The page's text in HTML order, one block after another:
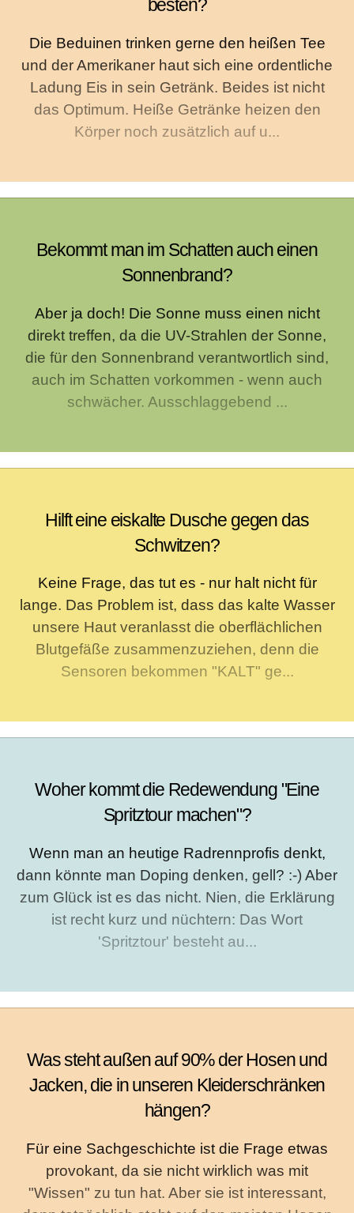
besten?
Die Beduinen trinken gerne den heißen Tee
und der Amerikaner haut sich eine ordentliche
Ladung Eis in sein Getränk. Beides ist nicht
das Optimum. Heiße Getränke heizen den
Körper noch zusätzlich auf u...
Bekommt man im Schatten auch einen
Sonnenbrand?
Aber ja doch! Die Sonne muss einen nicht
direkt treffen, da die UV-Strahlen der Sonne,
die für den Sonnenbrand verantwortlich sind,
auch im Schatten vorkommen - wenn auch
schwächer. Ausschlaggebend ...
Hilft eine eiskalte Dusche gegen das
Schwitzen?
Keine Frage, das tut es - nur halt nicht für
lange. Das Problem ist, dass das kalte Wasser
unsere Haut veranlasst die oberflächlichen
Blutgefäße zusammenzuziehen, denn die
Sensoren bekommen "KALT" ge...
Woher kommt die Redewendung "Eine
Spritztour machen"?
Wenn man an heutige Radrennprofis denkt,
dann könnte man Doping denken, gell? :-) Aber
zum Glück ist es das nicht. Nien, die Erklärung
ist recht kurz und nüchtern: Das Wort
'Spritztour' besteht au...
Was steht außen auf 90% der Hosen und
Jacken, die in unseren Kleiderschränken
hängen?
Für eine Sachgeschichte ist die Frage etwas
provokant, da sie nicht wirklich was mit
"Wissen" zu tun hat. Aber sie ist interessant,